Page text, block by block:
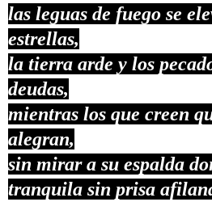
las leguas de fuego se
estrellas,
la tierra arde y los
deudas,
mientras los que creen
alegran,
sin mirar a su espalda
tranquila sin prisa